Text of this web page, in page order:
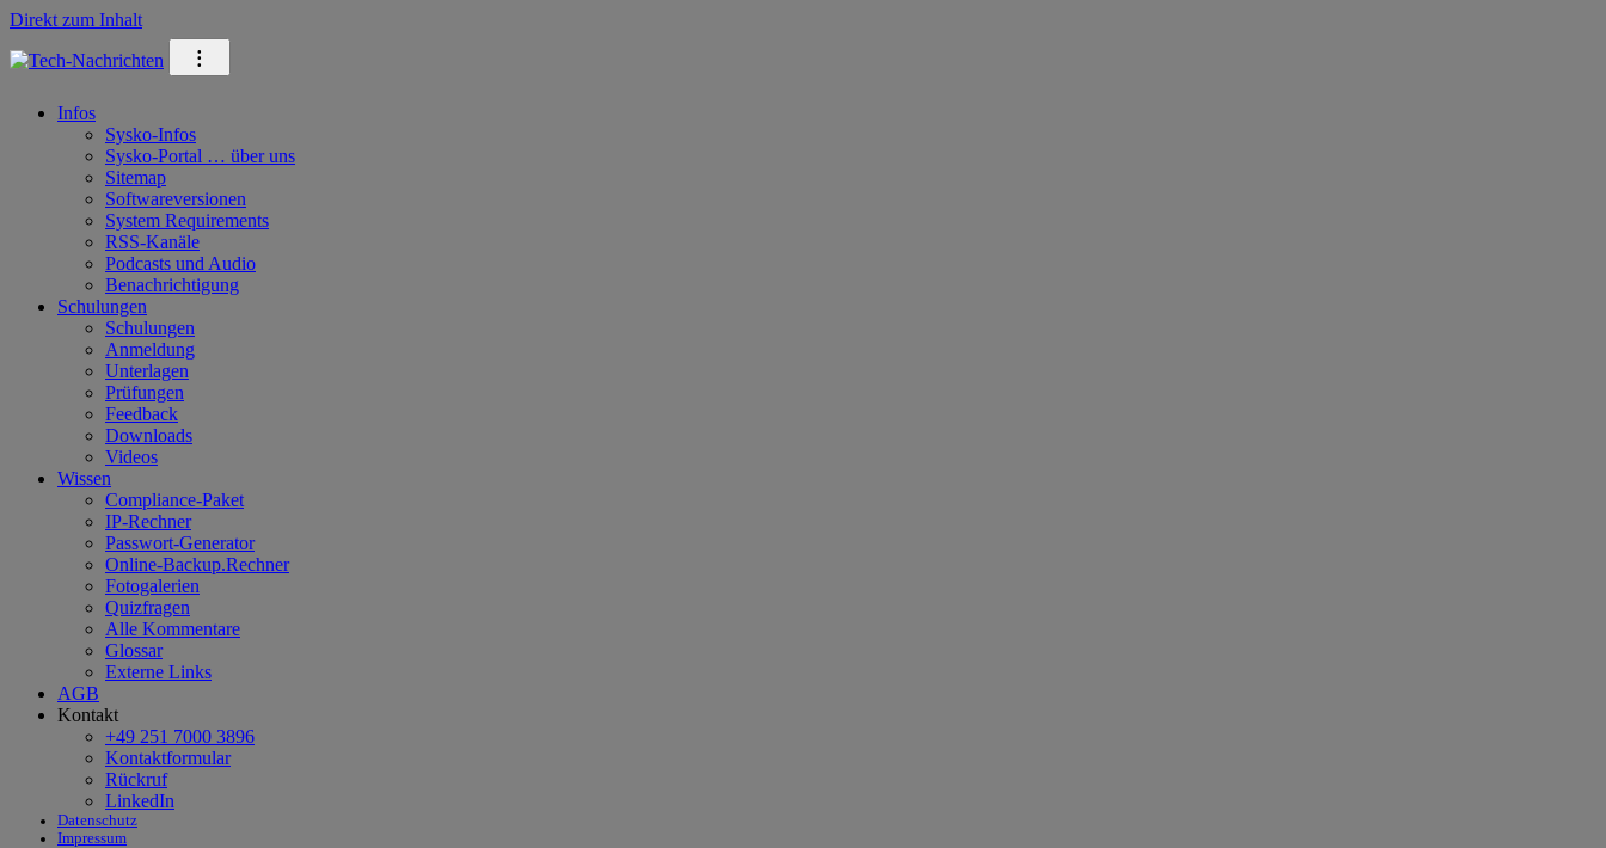
Direkt zum Inhalt
⁝
Infos
Sysko-Infos
Sysko-Portal … über uns
Sitemap
Softwareversionen
System Requirements
RSS-Kanäle
Podcasts und Audio
Benachrichtigung
Schulungen
Schulungen
Anmeldung
Unterlagen
Prüfungen
Feedback
Downloads
Videos
Wissen
Compliance-Paket
IP-Rechner
Passwort-Generator
Online-Backup.Rechner
Fotogalerien
Quizfragen
Alle Kommentare
Glossar
Externe Links
AGB
Kontakt
+49 251 7000 3896
Kontaktformular
Rückruf
LinkedIn
Datenschutz
Impressum